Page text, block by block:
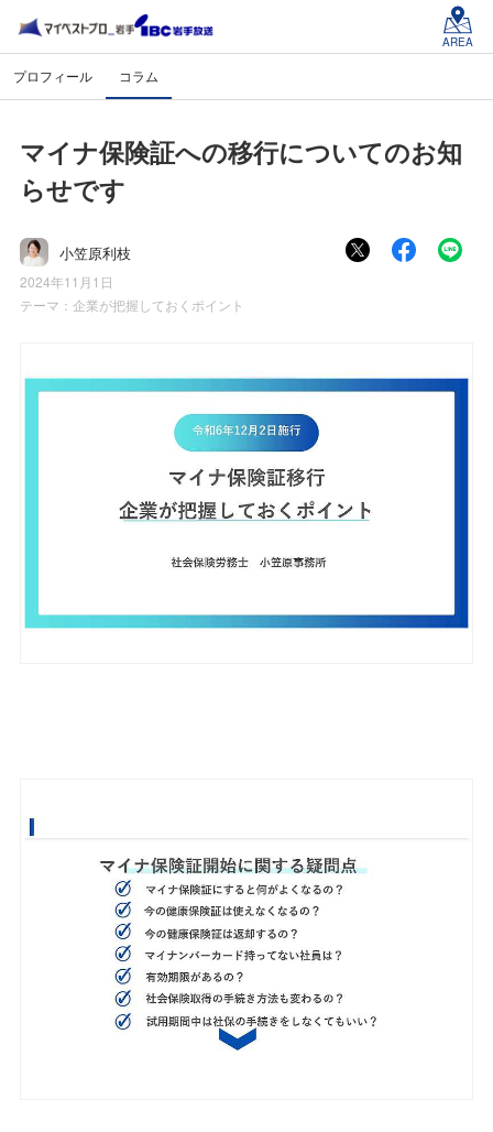
AREA
プロフィール コラム
マイナ保険証への移行についてのお知
らせです
小笠原利枝
2024年11月1日
テーマ： 企業が把握しておくポイント